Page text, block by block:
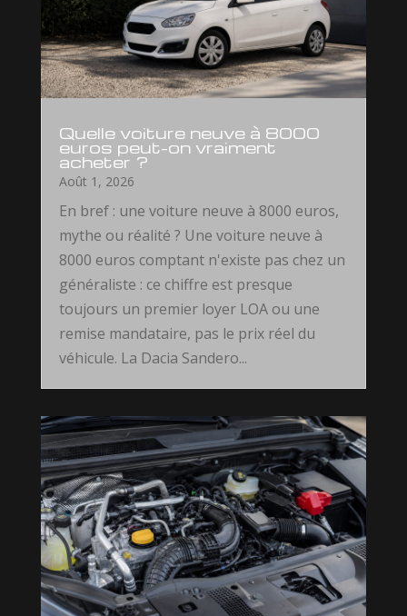
Quelle voiture neuve à 8000
euros peut-on vraiment
acheter ?
Août 1, 2026
En bref : une voiture neuve à 8000 euros,
mythe ou réalité ? Une voiture neuve à
8000 euros comptant n'existe pas chez un
généraliste : ce chiffre est presque
toujours un premier loyer LOA ou une
remise mandataire, pas le prix réel du
véhicule. La Dacia Sandero...